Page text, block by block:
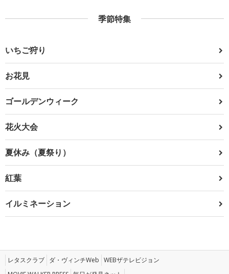
季節特集
いちご狩り
お花見
ゴールデンウィーク
花火大会
夏休み（夏祭り）
紅葉
イルミネーション
レタスクラブ ダ・ヴィンチWeb WEBザテレビジョン